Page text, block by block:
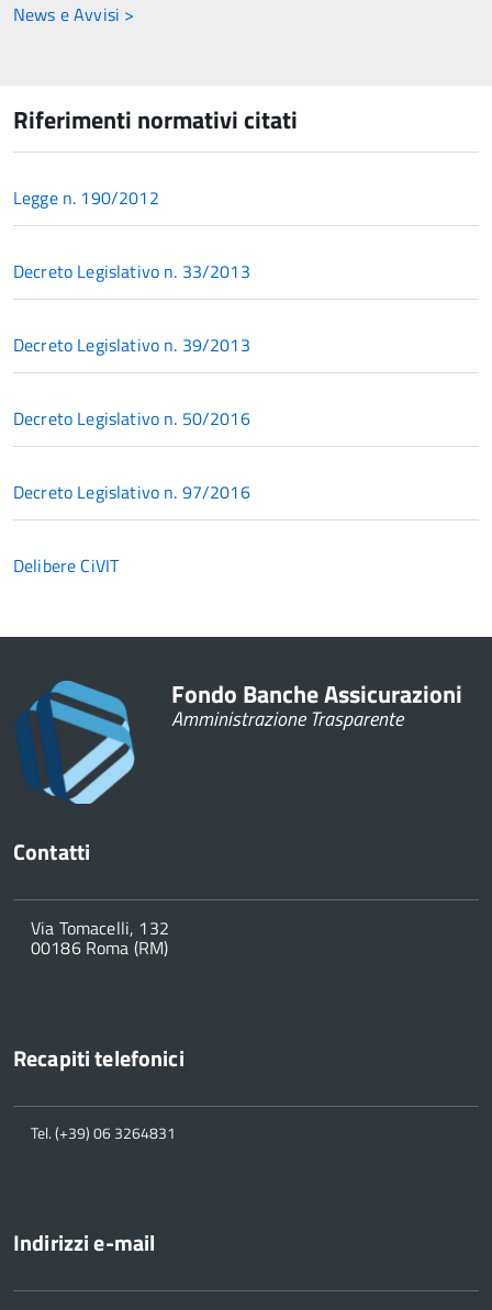
News e Avvisi >
Riferimenti normativi citati
Legge n. 190/2012
Decreto Legislativo n. 33/2013
Decreto Legislativo n. 39/2013
Decreto Legislativo n. 50/2016
Decreto Legislativo n. 97/2016
Delibere CiVIT
Fondo Banche Assicurazioni
Amministrazione Trasparente
Contatti
Via Tomacelli, 132
00186 Roma (RM)
Recapiti telefonici
Tel. (+39) 06 3264831
Indirizzi e-mail